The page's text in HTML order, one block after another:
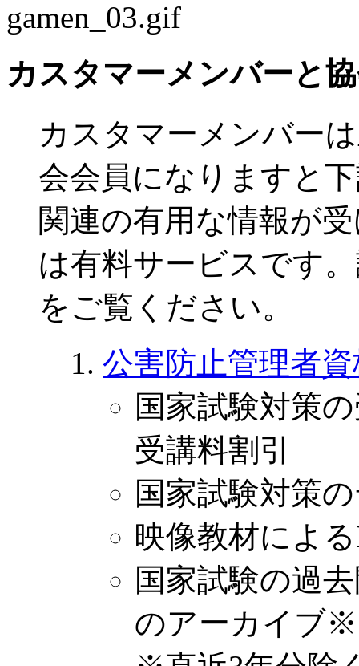
カスタマーメンバーと
カスタマーメンバー
会会員になりますと
関連の有用な情報が
は有料サービスです
をご覧ください。
公害防止管理者
国家試験対策
受講料割引
国家試験対策
映像教材によ
国家試験の過
のアーカイブ※